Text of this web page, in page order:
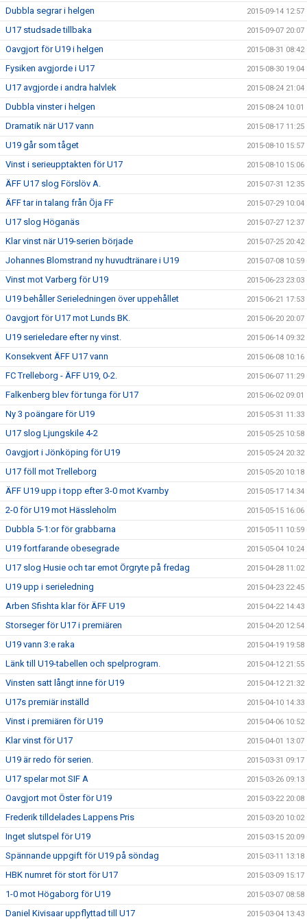
Dubbla segrar i helgen 2015-09-14 12:57
U17 studsade tillbaka 2015-09-07 20:07
Oavgjort för U19 i helgen 2015-08-31 08:42
Fysiken avgjorde i U17 2015-08-30 19:04
U17 avgjorde i andra halvlek 2015-08-24 21:04
Dubbla vinster i helgen 2015-08-24 10:01
Dramatik när U17 vann 2015-08-17 11:25
U19 går som tåget 2015-08-10 15:57
Vinst i serieupptakten för U17 2015-08-10 15:06
ÄFF U17 slog Förslöv A. 2015-07-31 12:35
ÄFF tar in talang från Öja FF 2015-07-29 10:04
U17 slog Höganäs 2015-07-27 12:37
Klar vinst när U19-serien började 2015-07-25 20:42
Johannes Blomstrand ny huvudtränare i U19 2015-07-08 10:59
Vinst mot Varberg för U19 2015-06-23 23:03
U19 behåller Serieledningen över uppehållet 2015-06-21 17:53
Oavgjort för U17 mot Lunds BK. 2015-06-20 20:07
U19 serieledare efter ny vinst. 2015-06-14 09:32
Konsekvent ÄFF U17 vann 2015-06-08 10:16
FC Trelleborg - ÄFF U19, 0-2. 2015-06-07 11:29
Falkenberg blev för tunga för U17 2015-06-02 09:01
Ny 3 poängare för U19 2015-05-31 11:33
U17 slog Ljungskile 4-2 2015-05-25 10:58
Oavgjort i Jönköping för U19 2015-05-24 20:32
U17 föll mot Trelleborg 2015-05-20 10:18
ÄFF U19 upp i topp efter 3-0 mot Kvarnby 2015-05-17 14:34
2-0 för U19 mot Hässleholm 2015-05-15 16:06
Dubbla 5-1:or för grabbarna 2015-05-11 10:59
U19 fortfarande obesegrade 2015-05-04 10:24
U17 slog Husie och tar emot Örgryte på fredag 2015-04-28 11:02
U19 upp i serieledning 2015-04-23 22:45
Arben Sfishta klar för ÄFF U19 2015-04-22 14:43
Storseger för U17 i premiären 2015-04-20 12:54
U19 vann 3:e raka 2015-04-19 19:58
Länk till U19-tabellen och spelprogram. 2015-04-12 21:55
Vinsten satt långt inne för U19 2015-04-12 21:32
U17s premiär inställd 2015-04-10 14:33
Vinst i premiären för U19 2015-04-06 10:52
Klar vinst för U17 2015-04-01 13:07
U19 är redo för serien. 2015-03-31 09:17
U17 spelar mot SIF A 2015-03-26 09:13
Oavgjort mot Öster för U19 2015-03-22 20:08
Frederik tilldelades Lappens Pris 2015-03-20 10:02
Inget slutspel för U19 2015-03-15 20:09
Spännande uppgift för U19 på söndag 2015-03-11 13:18
HBK numret för stort för U17 2015-03-09 15:17
1-0 mot Högaborg för U19 2015-03-07 08:58
Daniel Kivisaar uppflyttad till U17 2015-03-04 13:43